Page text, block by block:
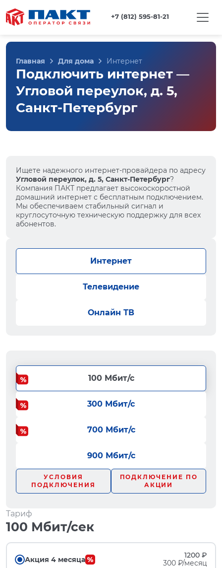
+7 (812) 595-81-21
Главная Для дома Интернет
Подключить интернет —
Угловой переулок, д. 5,
Санкт-Петербург
Ищете надежного интернет-провайдера по адресу
Угловой переулок, д. 5, Санкт-Петербург?
Компания ПАКТ предлагает высокоскоростной
домашний интернет с бесплатным подключением.
Мы обеспечиваем стабильный сигнал и
круглосуточную техническую поддержку для всех
абонентов.
Интернет
Телевидение
Онлайн ТВ
100 Мбит/с
300 Мбит/с
700 Мбит/с
900 Мбит/с
УСЛОВИЯ
ПОДКЛЮЧЕНИЯ
ПОДКЛЮЧЕНИЕ ПО
АКЦИИ
Тариф
100 Мбит/сек
Акция 4 месяца
1200 ₽
300 ₽/месяц